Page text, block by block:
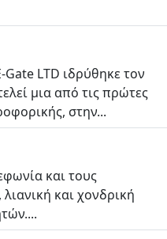
LTD ιδρύθηκε τον
μια από τις πρώτες
στην...
και τους
και χονδρική